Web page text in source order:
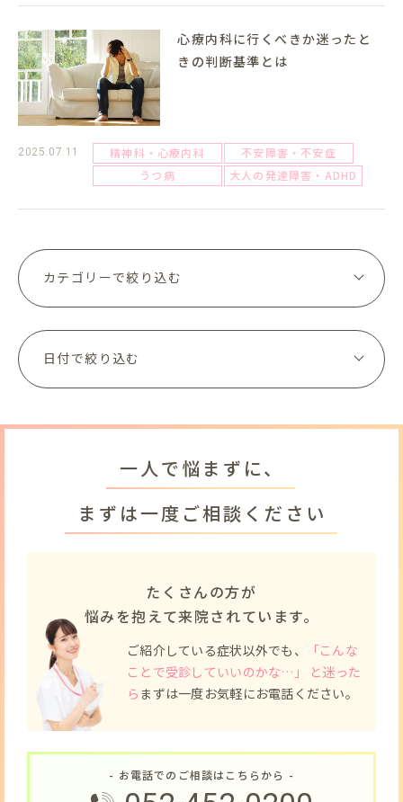
心療内科に行くべきか迷ったと
きの判断基準とは
2025.07.11 精神科・心療内科
不安障害・不安症
うつ病
大人の発達障害・ADHD
一人で悩まずに、
まずは一度ご相談ください
たくさんの方が
悩みを抱えて来院されています。
ご紹介している症状以外でも、
「こんな
ことで受診していいのかな…」 と迷った
ら まずは一度お気軽にお電話ください。
- お電話でのご相談はこちらから -